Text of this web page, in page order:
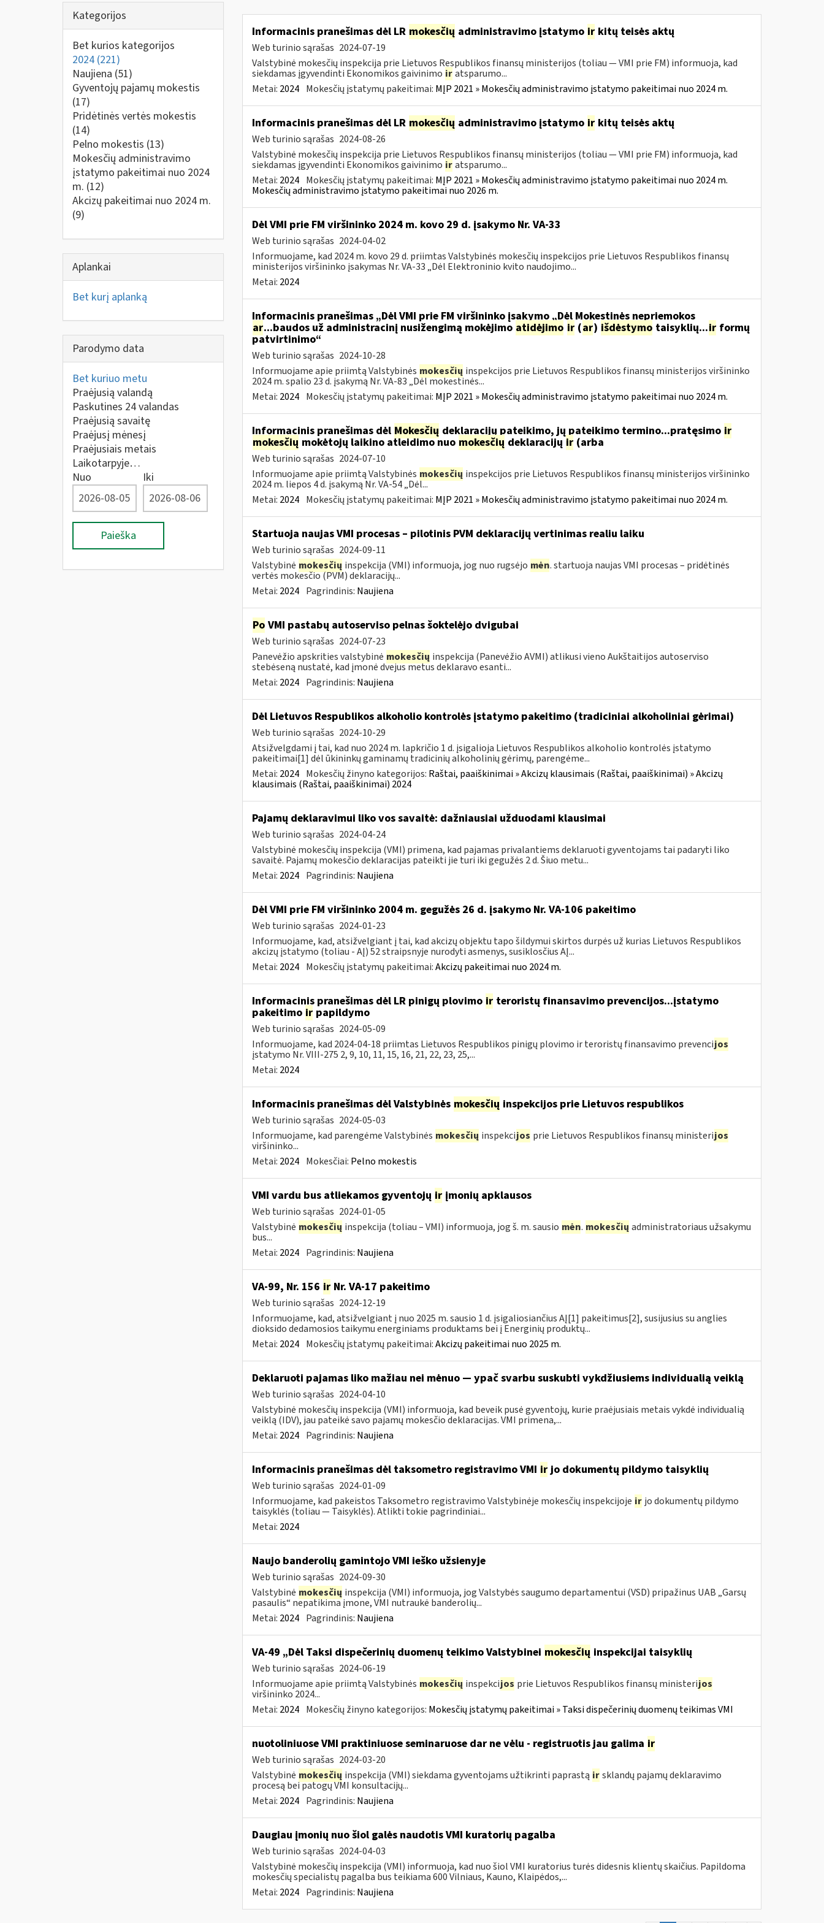
Kategorijos
Bet kurios kategorijos
2024 (221)
Naujiena (51)
Gyventojų pajamų mokestis
(17)
Pridėtinės vertės mokestis
(14)
Pelno mokestis (13)
Mokesčių administravimo
įstatymo pakeitimai nuo 2024
m. (12)
Akcizų pakeitimai nuo 2024 m.
(9)
Aplankai
Bet kurį aplanką
Parodymo data
Bet kuriuo metu
Praėjusią valandą
Paskutines 24 valandas
Praėjusią savaitę
Praėjusį mėnesį
Praėjusiais metais
Laikotarpyje…
Nuo
Iki
Paieška
Informacinis pranešimas dėl LR mokesčių administravimo įstatymo irkitų teisės aktų
Web turinio sąrašas 2024-07-19
Valstybinė mokesčių inspekcija prie Lietuvos Respublikos finansų ministerijos (toliau — VMI prie FM) informuoja, kad
siekdamas įgyvendinti Ekonomikos gaivinimo ir atsparumo...
Metai: 2024 Mokesčių įstatymų pakeitimai: MĮP 2021 » Mokesčių administravimo įstatymo pakeitimai nuo 2024 m.
Informacinis pranešimas dėl LR mokesčių administravimo įstatymo irkitų teisės aktų
Web turinio sąrašas 2024-08-26
Valstybinė mokesčių inspekcija prie Lietuvos Respublikos finansų ministerijos (toliau — VMI prie FM) informuoja, kad
siekdamas įgyvendinti Ekonomikos gaivinimo ir atsparumo...
Metai: 2024 Mokesčių įstatymų pakeitimai: MĮP 2021 » Mokesčių administravimo įstatymo pakeitimai nuo 2024 m.
Mokesčių administravimo įstatymo pakeitimai nuo 2026 m.
Dėl VMI prie FM viršininko 2024 m. kovo 29 d. įsakymo Nr. VA-33
Web turinio sąrašas 2024-04-02
Informuojame, kad 2024 m. kovo 29 d. priimtas Valstybinės mokesčių inspekcijos prie Lietuvos Respublikos finansų
ministerijos viršininko įsakymas Nr. VA-33 „Dėl Elektroninio kvito naudojimo...
Metai: 2024
Informacinis pranešimas „Dėl VMI prie FM viršininko įsakymo „Dėl Mokestinės nepriemokos
ar...baudos už administracinį nusižengimą mokėjimo atidėjimo ir(ar) išdėstymo taisyklių...irformų
patvirtinimo“
Web turinio sąrašas 2024-10-28
Informuojame apie priimtą Valstybinės mokesčių inspekcijos prie Lietuvos Respublikos finansų ministerijos viršininko
2024 m. spalio 23 d. įsakymą Nr. VA-83 „Dėl mokestinės...
Metai: 2024 Mokesčių įstatymų pakeitimai: MĮP 2021 » Mokesčių administravimo įstatymo pakeitimai nuo 2024 m.
Informacinis pranešimas dėl Mokesčių deklaracijų pateikimo, jų pateikimo termino...pratęsimo ir
mokesčių mokėtojų laikino atleidimo nuo mokesčių deklaracijų ir(arba
Web turinio sąrašas 2024-07-10
Informuojame apie priimtą Valstybinės mokesčių inspekcijos prie Lietuvos Respublikos finansų ministerijos viršininko
2024 m. liepos 4 d. įsakymą Nr. VA-54 „Dėl...
Metai: 2024 Mokesčių įstatymų pakeitimai: MĮP 2021 » Mokesčių administravimo įstatymo pakeitimai nuo 2024 m.
Startuoja naujas VMI procesas – pilotinis PVM deklaracijų vertinimas realiu laiku
Web turinio sąrašas 2024-09-11
Valstybinė mokesčių inspekcija (VMI) informuoja, jog nuo rugsėjo mėn. startuoja naujas VMI procesas – pridėtinės
vertės mokesčio (PVM) deklaracijų...
Metai: 2024 Pagrindinis: Naujiena
Po VMI pastabų autoserviso pelnas šoktelėjo dvigubai
Web turinio sąrašas 2024-07-23
Panevėžio apskrities valstybinė mokesčių inspekcija (Panevėžio AVMI) atlikusi vieno Aukštaitijos autoserviso
stebėseną nustatė, kad įmonė dvejus metus deklaravo esanti...
Metai: 2024 Pagrindinis: Naujiena
Dėl Lietuvos Respublikos alkoholio kontrolės įstatymo pakeitimo (tradiciniai alkoholiniai gėrimai)
Web turinio sąrašas 2024-10-29
Atsižvelgdami į tai, kad nuo 2024 m. lapkričio 1 d. įsigalioja Lietuvos Respublikos alkoholio kontrolės įstatymo
pakeitimai[1] dėl ūkininkų gaminamų tradicinių alkoholinių gėrimų, parengėme...
Metai: 2024 Mokesčių žinyno kategorijos: Raštai, paaiškinimai » Akcizų klausimais (Raštai, paaiškinimai) » Akcizų
klausimais (Raštai, paaiškinimai) 2024
Pajamų deklaravimui liko vos savaitė: dažniausiai užduodami klausimai
Web turinio sąrašas 2024-04-24
Valstybinė mokesčių inspekcija (VMI) primena, kad pajamas privalantiems deklaruoti gyventojams tai padaryti liko
savaitė. Pajamų mokesčio deklaracijas pateikti jie turi iki gegužės 2 d. Šiuo metu...
Metai: 2024 Pagrindinis: Naujiena
Dėl VMI prie FM viršininko 2004 m. gegužės 26 d. įsakymo Nr. VA-106 pakeitimo
Web turinio sąrašas 2024-01-23
Informuojame, kad, atsižvelgiant į tai, kad akcizų objektu tapo šildymui skirtos durpės už kurias Lietuvos Respublikos
akcizų įstatymo (toliau - AĮ) 52 straipsnyje nurodyti asmenys, susiklosčius AĮ...
Metai: 2024 Mokesčių įstatymų pakeitimai:Akcizų pakeitimai nuo 2024 m.
Informacinis pranešimas dėl LR pinigų plovimo irteroristų finansavimo prevencijos...įstatymo
pakeitimo irpapildymo
Web turinio sąrašas 2024-05-09
Informuojame, kad 2024-04-18 priimtas Lietuvos Respublikos pinigų plovimo ir teroristų finansavimo prevencijos
įstatymo Nr. VIII-275 2, 9, 10, 11, 15, 16, 21, 22, 23, 25,...
Metai: 2024
Informacinis pranešimas dėl Valstybinės mokesčių inspekcijos prie Lietuvos respublikos
Web turinio sąrašas 2024-05-03
Informuojame, kad parengėme Valstybinės mokesčių inspekcijos prie Lietuvos Respublikos finansų ministerijos
viršininko...
Metai: 2024 Mokesčiai: Pelno mokestis
VMI vardu bus atliekamos gyventojų irįmonių apklausos
Web turinio sąrašas 2024-01-05
Valstybinė mokesčių inspekcija (toliau – VMI) informuoja, jog š. m. sausio mėn. mokesčių administratoriaus užsakymu
bus...
Metai: 2024 Pagrindinis: Naujiena
VA-99, Nr. 156 irNr. VA-17 pakeitimo
Web turinio sąrašas 2024-12-19
Informuojame, kad, atsižvelgiant į nuo 2025 m. sausio 1 d. įsigaliosiančius AĮ[1] pakeitimus[2], susijusius su anglies
dioksido dedamosios taikymu energiniams produktams bei į Energinių produktų...
Metai: 2024 Mokesčių įstatymų pakeitimai:Akcizų pakeitimai nuo 2025 m.
Deklaruoti pajamas liko mažiau nei mėnuo — ypač svarbu suskubti vykdžiusiems individualią veiklą
Web turinio sąrašas 2024-04-10
Valstybinė mokesčių inspekcija (VMI) informuoja, kad beveik pusė gyventojų, kurie praėjusiais metais vykdė individualią
veiklą (IDV), jau pateikė savo pajamų mokesčio deklaracijas. VMI primena,...
Metai: 2024 Pagrindinis: Naujiena
Informacinis pranešimas dėl taksometro registravimo VMI irjo dokumentų pildymo taisyklių
Web turinio sąrašas 2024-01-09
Informuojame, kad pakeistos Taksometro registravimo Valstybinėje mokesčių inspekcijoje ir jo dokumentų pildymo
taisyklės (toliau — Taisyklės). Atlikti tokie pagrindiniai...
Metai: 2024
Naujo banderolių gamintojo VMI ieško užsienyje
Web turinio sąrašas 2024-09-30
Valstybinė mokesčių inspekcija (VMI) informuoja, jog Valstybės saugumo departamentui (VSD) pripažinus UAB „Garsų
pasaulis“ nepatikima įmone, VMI nutraukė banderolių...
Metai: 2024 Pagrindinis: Naujiena
VA-49 „Dėl Taksi dispečerinių duomenų teikimo Valstybinei mokesčių inspekcijai taisyklių
Web turinio sąrašas 2024-06-19
Informuojame apie priimtą Valstybinės mokesčių inspekcijos prie Lietuvos Respublikos finansų ministerijos
viršininko 2024...
Metai: 2024 Mokesčių žinyno kategorijos: Mokesčių įstatymų pakeitimai » Taksi dispečerinių duomenų teikimas VMI
nuotoliniuose VMI praktiniuose seminaruose dar ne vėlu - registruotis jau galima ir
Web turinio sąrašas 2024-03-20
Valstybinė mokesčių inspekcija (VMI) siekdama gyventojams užtikrinti paprastą ir sklandų pajamų deklaravimo
procesą bei patogų VMI konsultacijų...
Metai: 2024 Pagrindinis: Naujiena
Daugiau įmonių nuo šiol galės naudotis VMI kuratorių pagalba
Web turinio sąrašas 2024-04-03
Valstybinė mokesčių inspekcija (VMI) informuoja, kad nuo šiol VMI kuratorius turės didesnis klientų skaičius. Papildoma
mokesčių specialistų pagalba bus teikiama 600 Vilniaus, Kauno, Klaipėdos,...
Metai: 2024 Pagrindinis: Naujiena